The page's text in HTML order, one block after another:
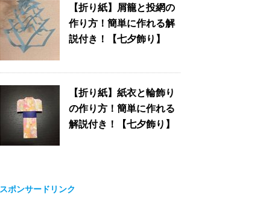
【折り紙】屑籠と投網の
作り方！簡単に作れる解
説付き！【七夕飾り】
【折り紙】紙衣と輪飾り
の作り方！簡単に作れる
解説付き！【七夕飾り】
スポンサードリンク